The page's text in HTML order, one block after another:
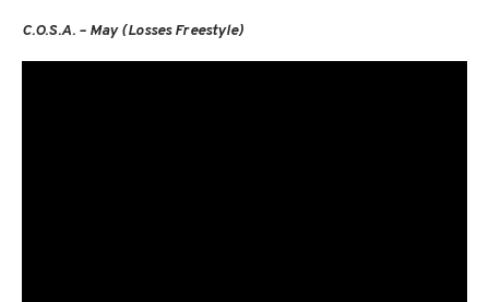
C.O.S.A. – May (Losses Freestyle)